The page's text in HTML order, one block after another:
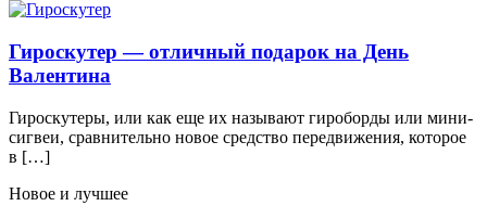
Гироскутер — отличный подарок на День
Валентина
Гироскутеры, или как еще их называют гироборды или мини-
сигвеи, сравнительно новое средство передвижения, которое
в […]
Новое и лучшее